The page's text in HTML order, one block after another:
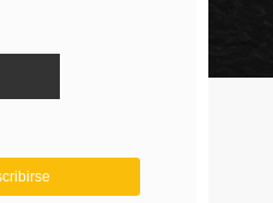
los derechos
Aviso de Privacidad